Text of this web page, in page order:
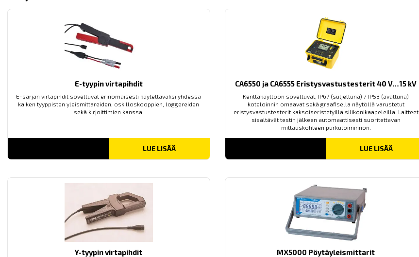
E-tyypin virtapihdit
E-sarjan virtapihdit soveltuvat erinomaisesti käytettäväksi yhdessä
kaiken tyyppisten yleismittareiden, oskilloskooppien, loggereiden
sekä kirjoittimien kanssa.
LUE LISÄÄ
CA6550 ja CA6555 Eristysvastustesterit 40 V…15 kV
Kenttäkäyttöön soveltuvat, IP67 (suljettuna) / IP53 (avattuna)
koteloinnin omaavat sekä graafisella näytöllä varustetut
eristysvastustesterit kaksoiseristetyillä silikonikaapeleilla. Laitteet
sisältävät testin jälkeen automaattisesti suoritettavan
mittauskohteen purkutoiminnon.
LUE LISÄÄ
Y-tyypin virtapihdit MX5000 Pöytäyleismittarit